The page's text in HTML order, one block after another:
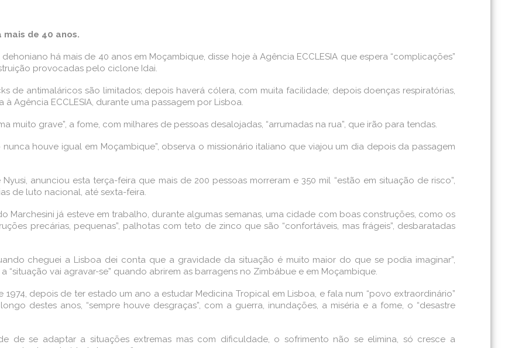
de 40 anos.
há mais de 40 anos em Moçambique, disse hoje à Agência ECCLESIA que espera “complicações”
provocadas pelo ciclone Idai.
de antimaláricos são limitados; depois haverá cólera, com muita facilidade; depois doenças respiratórias,
Agência ECCLESIA, durante uma passagem por Lisboa.
muito grave”, a fome, com milhares de pessoas desalojadas, “arrumadas na rua”, que irão para tendas.
nunca houve igual em Moçambique”, observa o missionário italiano que viajou um dia depois da passagem
anunciou esta terça-feira que mais de 200 pessoas morreram e 350 mil “estão em situação de risco”,
de luto nacional, até sexta-feira.
Marchesini já esteve em trabalho, durante algumas semanas, uma cidade com boas construções, como os
precárias, pequenas”, palhotas com teto de zinco que são “confortáveis, mas frágeis”, desbaratadas
cheguei a Lisboa dei conta que a gravidade da situação é muito maior do que se podia imaginar”,
“situação vai agravar-se” quando abrirem as barragens no Zimbábue e em Moçambique.
depois de ter estado um ano a estudar Medicina Tropical em Lisboa, e fala num “povo extraordinário”
destes anos, “sempre houve desgraças”, com a guerra, inundações, a miséria e a fome, o “desastre
de se adaptar a situações extremas mas com dificuldade, o sofrimento não se elimina, só cresce a